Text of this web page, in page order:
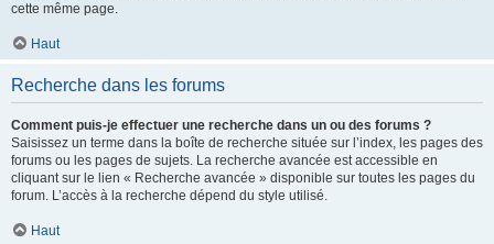
cette même page.
Haut
Recherche dans les forums
Comment puis-je effectuer une recherche dans un ou des forums ?
Saisissez un terme dans la boîte de recherche située sur l’index, les pages des
forums ou les pages de sujets. La recherche avancée est accessible en
cliquant sur le lien « Recherche avancée » disponible sur toutes les pages du
forum. L’accès à la recherche dépend du style utilisé.
Haut